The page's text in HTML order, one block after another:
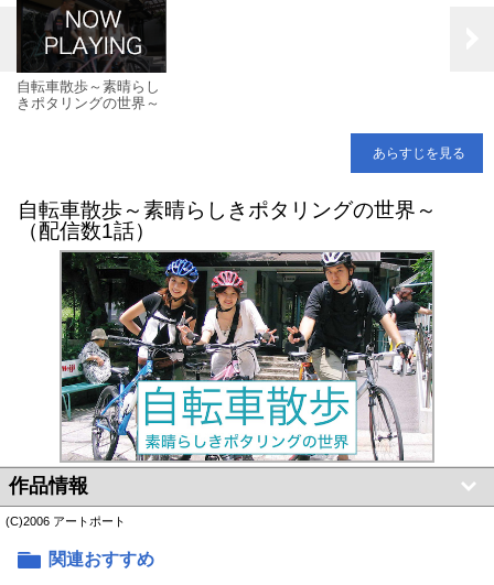
自転車散歩～素晴らし
きポタリングの世界～
あらすじを見る
自転車散歩～素晴らしきポタリングの世界～
（配信数1話）
作品情報
(C)2006 アートポート
関連おすすめ